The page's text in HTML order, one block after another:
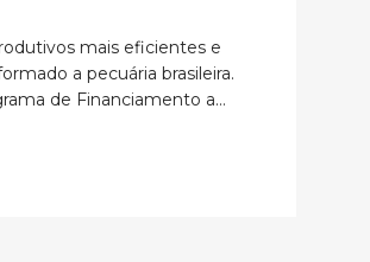
mais eficientes e
a pecuária brasileira.
de Financiamento a